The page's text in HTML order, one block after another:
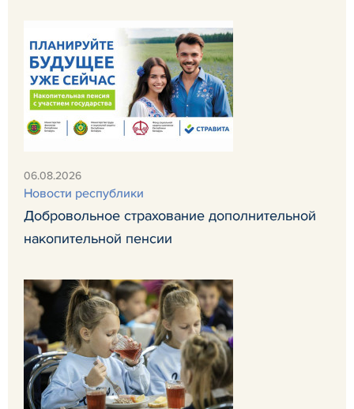
06.08.2026
Новости республики
Добровольное страхование дополнительной
накопительной пенсии